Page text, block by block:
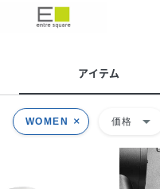
アイテム
WOMEN 価格 arrow_drop_down